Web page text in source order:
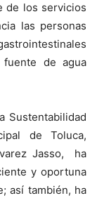
de los servicios
las personas
de agua
Sustentabilidad
de Toluca,
Jasso, ha
y oportuna
así también, ha